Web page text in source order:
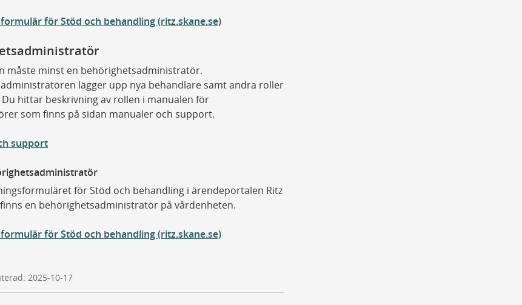
för Stöd och behandling (ritz.skane.se)
måste minst en behörighetsadministratör.
lägger upp nya behandlare samt andra roller
hittar beskrivning av rollen i manualen för
som finns på sidan manualer och support.
support
för Stöd och behandling i ärendeportalen Ritz
en behörighetsadministratör på vårdenheten.
för Stöd och behandling (ritz.skane.se)
2025-10-17